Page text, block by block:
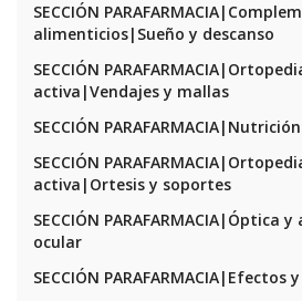
SECCIÓN
alimenticios|Sueño y descanso
SECCIÓN
activa|Vendajes y mallas
SECCIÓN
SECCIÓN
activa|Ortesis y soportes
SECCIÓN PARAFARMACIA|Óptica
ocular
SECCIÓN